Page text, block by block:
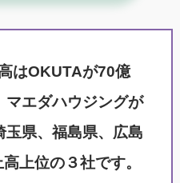
はOKUTAが70億
マエダハウジングが
玉県、福島県、広島
上位の３社です。